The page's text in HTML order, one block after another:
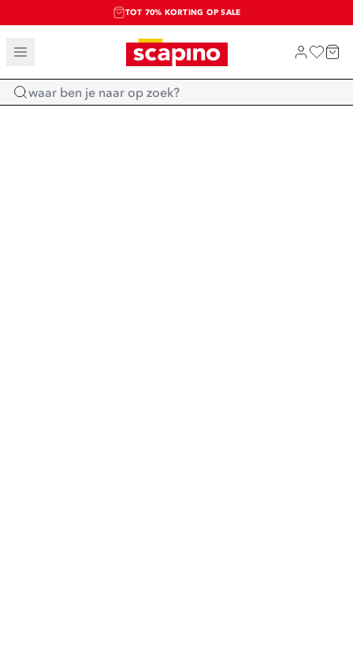
TOT 70% KORTING OP SALE
SALE: LAATSTE KANS!
SHOP NIEUW
Home